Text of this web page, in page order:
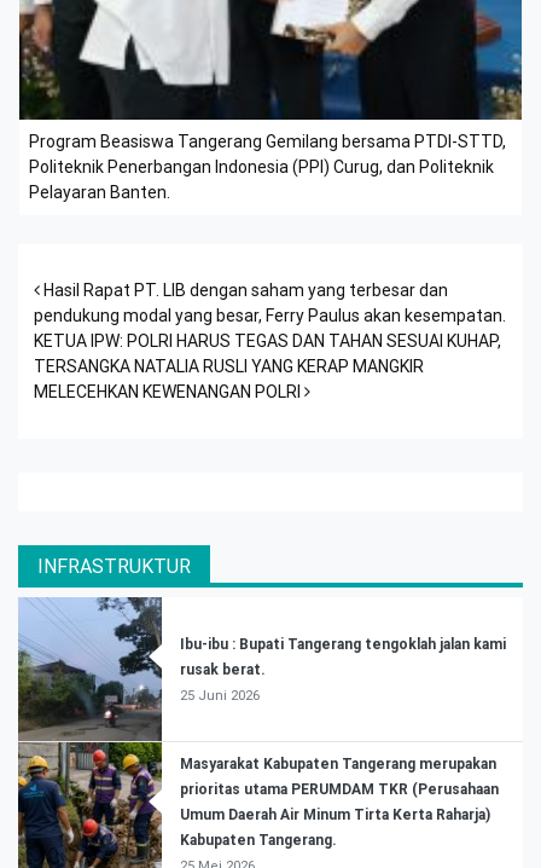
Program Beasiswa Tangerang Gemilang bersama PTDI-STTD,
Politeknik Penerbangan Indonesia (PPI) Curug, dan Politeknik
Pelayaran Banten.
Post navigation
Hasil Rapat PT. LIB dengan saham yang terbesar dan
pendukung modal yang besar, Ferry Paulus akan kesempatan.
KETUA IPW: POLRI HARUS TEGAS DAN TAHAN SESUAI KUHAP,
TERSANGKA NATALIA RUSLI YANG KERAP MANGKIR
MELECEHKAN KEWENANGAN POLRI
INFRASTRUKTUR
Ibu-ibu : Bupati Tangerang tengoklah jalan kami
rusak berat.
25 Juni 2026
Masyarakat Kabupaten Tangerang merupakan
prioritas utama PERUMDAM TKR (Perusahaan
Umum Daerah Air Minum Tirta Kerta Raharja)
Kabupaten Tangerang.